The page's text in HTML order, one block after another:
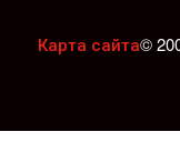
Карта сайта©